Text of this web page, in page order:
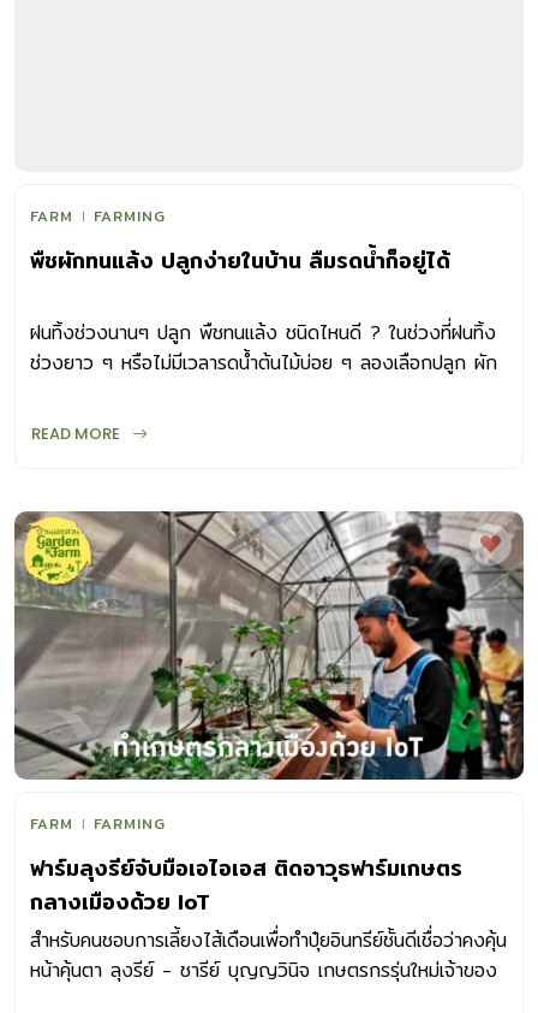
เก็บเกี่ยวผลผลิตทั้งหมดประมาณ 4-5 เดือน การจะเลือกปลูก
มะเขือเทศพันธุ์ใดนั้นขึ้นอยู่กับความชอบ วิธีปลูกก็ไม่ยากทำได้เช่น
เดียวกับผักสวนครัวทั่วไป โดยปลูกในพื้นที่ที่มีแสงแดดตลอดวัน
มะเขือเทศชอบดินที่มีการระบายน้ำดี อินทรียวัตถุสูง เมื่อเริ่มต้น
ด้วยดินปลูกที่ดี โอกาสสำเร็จก็ยิ่งสูง มะเขือเทศขยายพันธุ์ง่าย
[…]
FARM FARMING
พืชผักทนแล้ง ปลูกง่ายในบ้าน ลืมรดน้ำก็อยู่ได้
ฝนทิ้งช่วงนานๆ ปลูก พืชทนแล้ง ชนิดไหนดี ? ในช่วงที่ฝนทิ้ง
ช่วงยาว ๆ หรือไม่มีเวลารดน้ำต้นไม้บ่อย ๆ ลองเลือกปลูก ผัก
READ MORE
FARM FARMING
ฟาร์มลุงรีย์จับมือเอไอเอส ติดอาวุธฟาร์มเกษตร
กลางเมืองด้วย IoT
สำหรับคนชอบการเลี้ยงไส้เดือนเพื่อทำปุ๋ยอินทรีย์ชั้นดีเชื่อว่าคงคุ้น
หน้าคุ้นตา ลุงรีย์ - ชารีย์ บุญญวินิจ เกษตรกรรุ่นใหม่เจ้าของ